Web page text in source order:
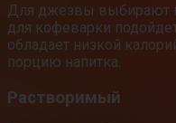
Для джезвы выбирают
для кофеварки
обладает низкой
порцию напитка.
Растворимый